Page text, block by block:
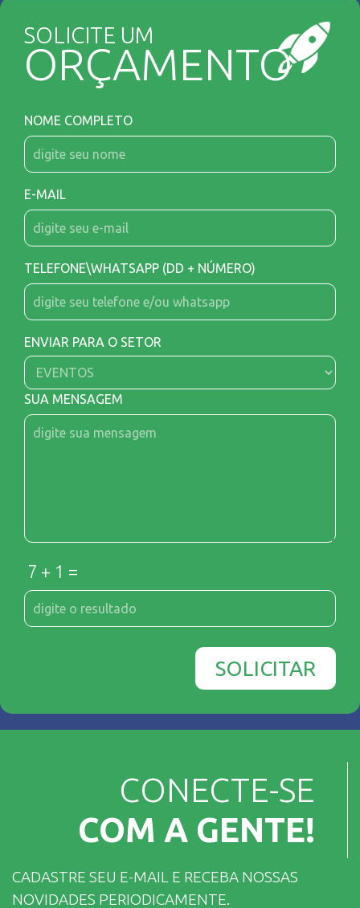
SOLICITE UM
ORÇAMENTO
NOME COMPLETO
E-MAIL
TELEFONE\WHATSAPP (DD + NÚMERO)
ENVIAR PARA O SETOR
SUA MENSAGEM
7 + 1 =
SOLICITAR
CONECTE-SE
COM A GENTE!
CADASTRE SEU E-MAIL E RECEBA NOSSAS
NOVIDADES PERIODICAMENTE.